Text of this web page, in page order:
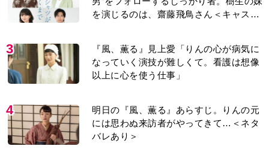
を演じるのは、齋藤飛鳥さん＜キャスト
3
『風、薫る』見上愛「りんの心が病気に
なっていく演技が難しくて。看護は想像
以上に心を使う仕事」
4
明日の『風、薫る』あらすじ。りんの元
には思わぬ来訪者がやってきて…＜ネタ
バレあり＞